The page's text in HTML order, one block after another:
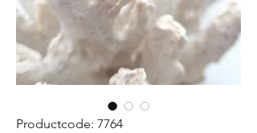
Productcode: 7764